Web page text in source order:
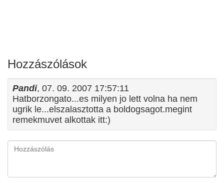
Hozzászólások
Pandi, 07. 09. 2007 17:57:11
Hatborzongato...es milyen jo lett volna ha nem
ugrik le...elszalasztotta a boldogsagot.megint
remekmuvet alkottak itt:)